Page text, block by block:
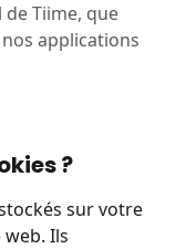
Tiime, que
applications
?
sur votre
Ils